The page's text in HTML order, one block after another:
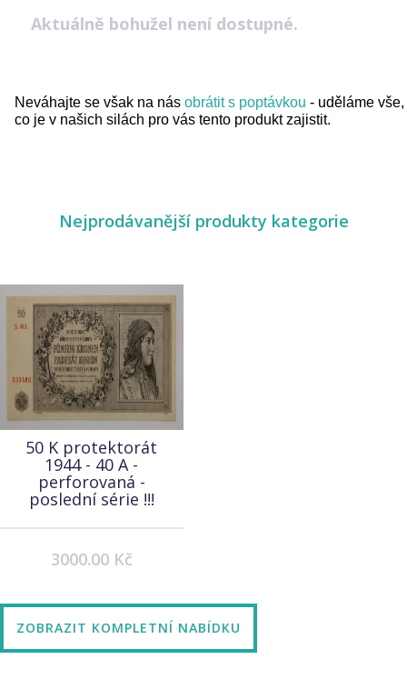
Aktuálně bohužel není dostupné.
Neváhajte se však na nás obrátit s poptávkou - uděláme vše,
co je v našich silách pro vás tento produkt zajistit.
Nejprodávanější produkty kategorie
50 K protektorát
1944 - 40 A -
perforovaná -
poslední série !!!
3000.00 Kč
ZOBRAZIT KOMPLETNÍ NABÍDKU